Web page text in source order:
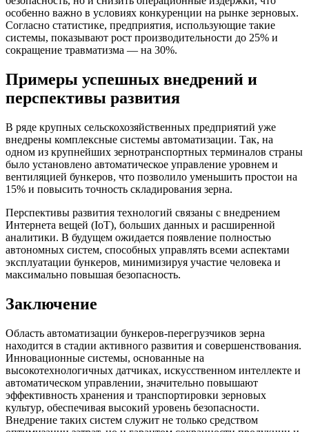
особенно важно в условиях конкуренции на рынке зерновых.
Согласно статистике, предприятия, использующие такие
системы, показывают рост производительности до 25% и
сокращение травматизма — на 30%.
Примеры успешных внедрений и
перспективы развития
В ряде крупных сельскохозяйственных предприятий уже
внедрены комплексные системы автоматизации. Так, на
одном из крупнейших зернотранспортных терминалов страны
было установлено автоматическое управление уровнем и
вентиляцией бункеров, что позволило уменьшить простои на
15% и повысить точность складирования зерна.
Перспективы развития технологий связаны с внедрением
Интернета вещей (IoT), больших данных и расширенной
аналитики. В будущем ожидается появление полностью
автономных систем, способных управлять всеми аспектами
эксплуатации бункеров, минимизируя участие человека и
максимально повышая безопасность.
Заключение
Область автоматизации бункеров-перегрузчиков зерна
находится в стадии активного развития и совершенствования.
Инновационные системы, основанные на
высокотехнологичных датчиках, искусственном интеллекте и
автоматическом управлении, значительно повышают
эффективность хранения и транспортировки зерновых
культур, обеспечивая высокий уровень безопасности.
Внедрение таких систем служит не только средством